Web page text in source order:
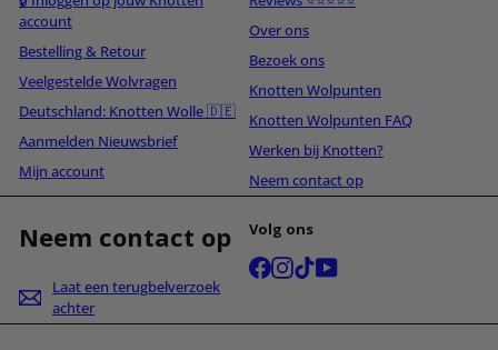
account
Bestelling & Retour
Veelgestelde Wolvragen
Deutschland: Knotten Wolle 🇩🇪
Aanmelden Nieuwsbrief
Mijn account
Over ons
Bezoek ons
Knotten Wolpunten
Knotten Wolpunten FAQ
Werken bij Knotten?
Neem contact op
Neem contact op
Laat een terugbelverzoek
achter
Volg ons
Facebook
Instagram
TikTokYouTube